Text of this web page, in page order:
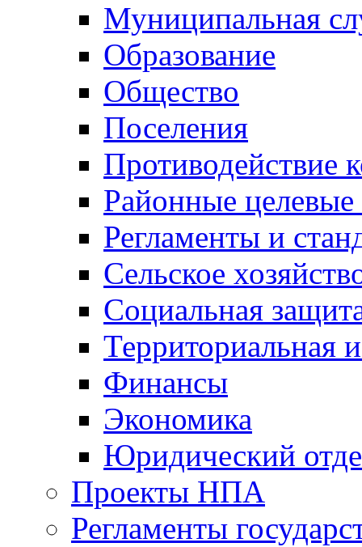
Муниципальная
Образование
Общество
Поселения
Противодействие
Районные
Регламенты и
Сельское
Социальная
Территориальная
Финансы
Экономика
Юридический
Проекты НПА
Регламенты